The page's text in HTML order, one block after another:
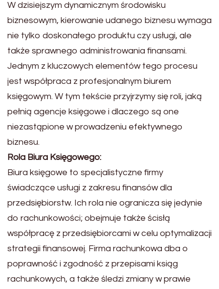
W dzisiejszym dynamicznym środowisku
biznesowym, kierowanie udanego biznesu wymaga
nie tylko doskonałego produktu czy usługi, ale
także sprawnego administrowania finansami.
Jednym z kluczowych elementów tego procesu
jest współpraca z profesjonalnym biurem
księgowym. W tym tekście przyjrzymy się roli, jaką
pełnią agencje księgowe i dlaczego są one
niezastąpione w prowadzeniu efektywnego
biznesu.
Rola Biura Księgowego:
Biura księgowe to specjalistyczne firmy
świadczące usługi z zakresu finansów dla
przedsiębiorstw. Ich rola nie ogranicza się jedynie
do rachunkowości; obejmuje także ścisłą
współpracę z przedsiębiorcami w celu optymalizacji
strategii finansowej. Firma rachunkowa dba o
poprawność i zgodność z przepisami ksiąg
rachunkowych, a także śledzi zmiany w prawie